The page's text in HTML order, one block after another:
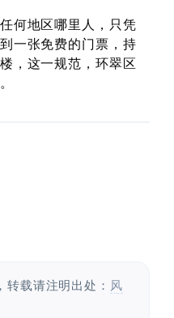
何地区哪里人，只凭
一张免费的门票，持
，这一规范，环翠区
转载请注明出处： 风